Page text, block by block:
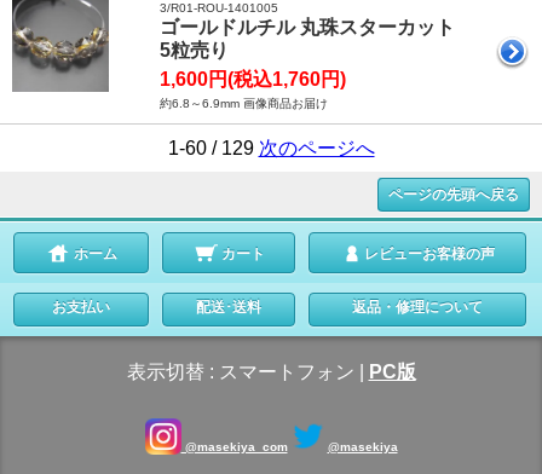
3/R01-ROU-1401005
ゴールドルチル 丸珠スターカット
5粒売り
1,600円(税込1,760円)
約6.8～6.9mm 画像商品お届け
1-60 / 129 次のページへ
ページの先頭へ戻る
ホーム カート レビューお客様の声
お支払い 配送･送料 返品・修理について
表示切替 : スマートフォン PC版
@masekiya_com @masekiya